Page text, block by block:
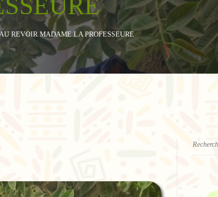
REVOIR MADAME LA PROFESSEURE